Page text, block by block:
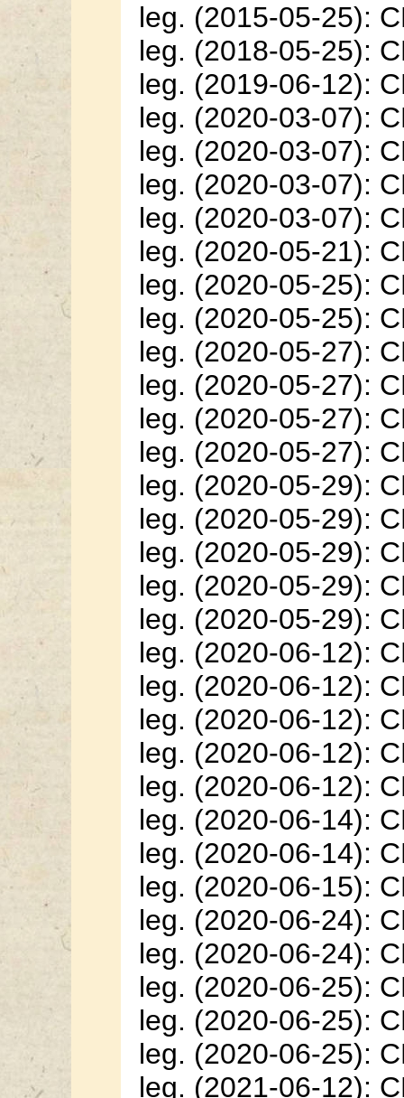
leg. (2015-05-25):
leg. (2018-05-25):
leg. (2019-06-12):
leg. (2020-03-07):
leg. (2020-03-07):
leg. (2020-03-07):
leg. (2020-03-07):
leg. (2020-05-21):
leg. (2020-05-25):
leg. (2020-05-25):
leg. (2020-05-27):
leg. (2020-05-27):
leg. (2020-05-27):
leg. (2020-05-27):
leg. (2020-05-29):
leg. (2020-05-29):
leg. (2020-05-29):
leg. (2020-05-29):
leg. (2020-05-29):
leg. (2020-06-12):
leg. (2020-06-12):
leg. (2020-06-12):
leg. (2020-06-12):
leg. (2020-06-12):
leg. (2020-06-14):
leg. (2020-06-14):
leg. (2020-06-15):
leg. (2020-06-24):
leg. (2020-06-24):
leg. (2020-06-25):
leg. (2020-06-25):
leg. (2020-06-25):
leg. (2021-06-12):